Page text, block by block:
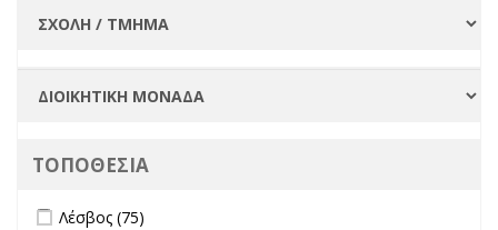
ΤΟΠΟΘΕΣΙΑ
Apply Λέσβος filter
Λέσβος (75)